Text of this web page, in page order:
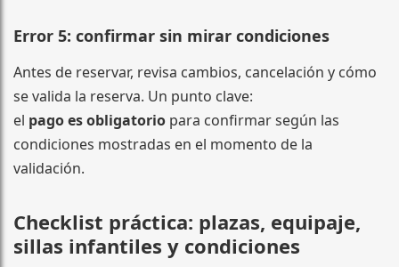
Error 5: confirmar sin mirar condiciones
Antes de reservar, revisa cambios, cancelación y cómo
se valida la reserva. Un punto clave:
el pago es obligatorio para confirmar según las
condiciones mostradas en el momento de la
validación.
Checklist práctica: plazas, equipaje,
sillas infantiles y condiciones